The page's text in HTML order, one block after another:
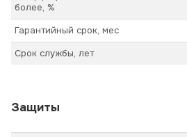
более, %
Гарантийный срок, мес
Срок службы, лет
Защиты